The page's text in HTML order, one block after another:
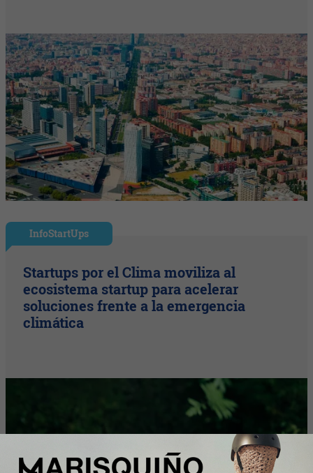
InfoStartUps
Startups por el Clima moviliza al
ecosistema startup para acelerar
soluciones frente a la emergencia
climática